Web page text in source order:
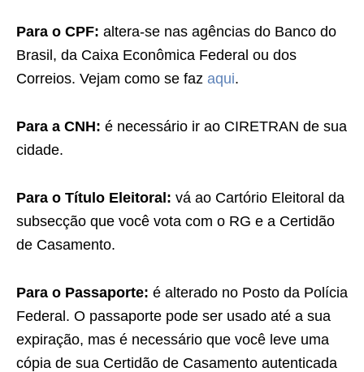
Para o CPF: altera-se nas agências do Banco do
Brasil, da Caixa Econômica Federal ou dos
Correios. Vejam como se faz aqui.
Para a CNH: é necessário ir ao CIRETRAN de sua
cidade.
Para o Título Eleitoral: vá ao Cartório Eleitoral da
subsecção que você vota com o RG e a Certidão
de Casamento.
Para o Passaporte: é alterado no Posto da Polícia
Federal. O passaporte pode ser usado até a sua
expiração, mas é necessário que você leve uma
cópia de sua Certidão de Casamento autenticada